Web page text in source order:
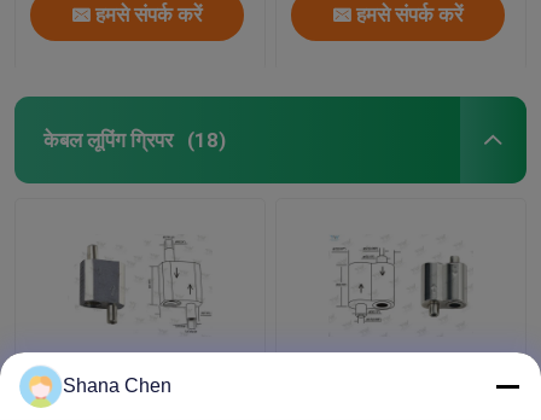
हमसे संपर्क करें हमसे संपर्क करें
केबल लूपिंग ग्रिपर (18)
रिवर्स रिलीज केबल लूपिंग
ग्रिपर Φ3.5 मिमी सवार
बड़े आकार केबल लूपिंग ग्रिपर
Shana Chen